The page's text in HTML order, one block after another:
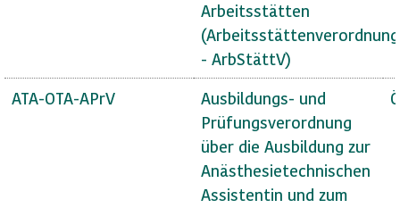
Arbeitsstätten
(Arbeitsstättenverordnung
- ArbStättV)
ATA-OTA-APrV
Ausbildungs- und
Prüfungsverordnung
über die Ausbildung zur
Anästhesietechnischen
Assistentin und zum